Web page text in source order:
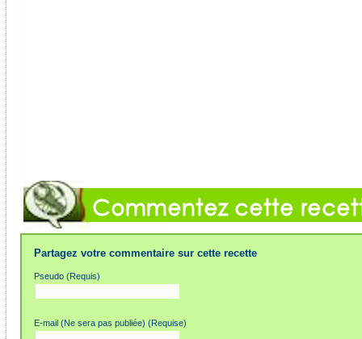
Partagez votre commentaire sur cette recette
Pseudo (Requis)
E-mail (Ne sera pas publiée) (Requise)